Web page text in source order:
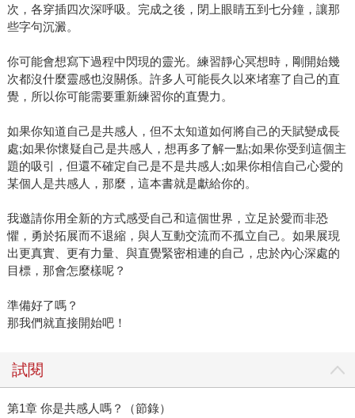
次，各穿插四次深呼吸。完成之後，閉上眼睛五到七分鐘，讓那
些字句沉澱。
你可能會想寫下過程中閃現的靈光。練習靜心冥想時，剛開始幾
次都沒什麼靈感也沒關係。許多人可能長久以來堵塞了自己的直
覺，所以你可能需要重新練習你的直覺力。
如果你知道自己是共感人，但不太知道如何將自己的天賦變成長
處;如果你懷疑自己是共感人，想再多了解一點;如果你受到這個主
題的吸引，但還不確定自己是不是共感人;如果你相信自己心愛的
某個人是共感人，那麼，這本書就是獻給你的。
我邀請你用全新的方式感受自己和這個世界，立足於愛而非恐
懼，勇於拓展而不退縮，與人互動交流而不孤立自己。如果展現
出更真實、更有力量、與直覺緊密相連的自己，忠於內心深處的
目標，那會怎麼樣呢？
準備好了嗎？
那我們就直接開始吧！
試閱
第1章 你是共感人嗎？（節錄）